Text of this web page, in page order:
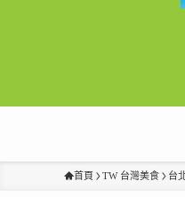
首頁 TW 台灣美食 台